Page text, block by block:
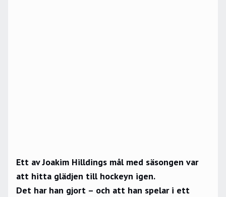
Ett av Joakim Hilldings mål med säsongen var
att hitta glädjen till hockeyn igen.
Det har han gjort – och att han spelar i ett